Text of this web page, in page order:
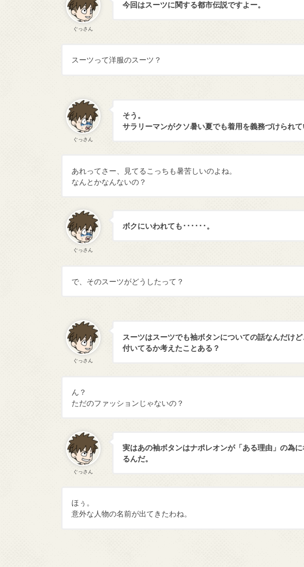
ぐっさん
今回はスーツに関する都市伝説ですよー。
スーツって洋服のスーツ？
ぐっさん
そう。
サラリーマンがクソ暑い夏でも着用を義務づけられて
あれってさー、見てるこっちも暑苦しいのよね。
なんとかなんないの？
ぐっさん
ボクにいわれても･･････。
で、そのスーツがどうしたって？
ぐっさん
スーツはスーツでも袖ボタンについての話なんだけ
付いてるか考えたことある？
ん？
ただのファッションじゃないの？
ぐっさん
実はあの袖ボタンはナポレオンが「ある理由」の為
るんだ。
ほぅ。
意外な人物の名前が出てきたわね。